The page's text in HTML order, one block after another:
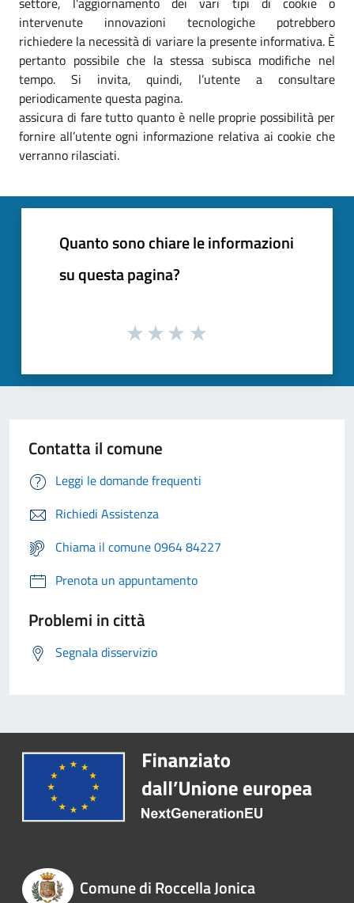
intervenute innovazioni tecnologiche potrebbero
richiedere la necessità di variare la presente informativa. È
pertanto possibile che la stessa subisca modifiche nel
tempo. Si invita, quindi, l’utente a consultare
periodicamente questa pagina.
assicura di fare tutto quanto è nelle proprie possibilità per
fornire all’utente ogni informazione relativa ai cookie che
verranno rilasciati.
Quanto sono chiare le informazioni
su questa pagina?
Contatta il comune
Leggi le domande frequenti
Richiedi Assistenza
Chiama il comune 0964 84227
Prenota un appuntamento
Problemi in città
Segnala disservizio
Comune di Roccella Jonica